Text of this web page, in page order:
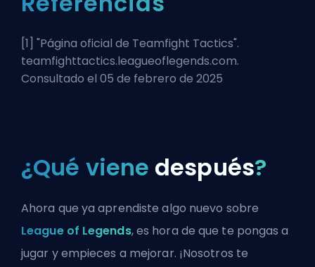
[1] "Página oficial de Teamfight Tactics".
teamfighttactics.leagueoflegends.com.
Consultado el 05 de febrero de 2025
¿Qué viene después?
Ahora que ya aprendiste algo nuevo sobre
League of Legends, es hora de que te pongas a
jugar y empieces a mejorar. ¡Nosotros te